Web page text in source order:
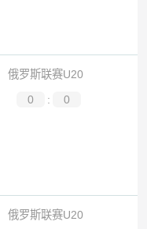
俄罗斯联赛U20
0 :
0
俄罗斯联赛U20